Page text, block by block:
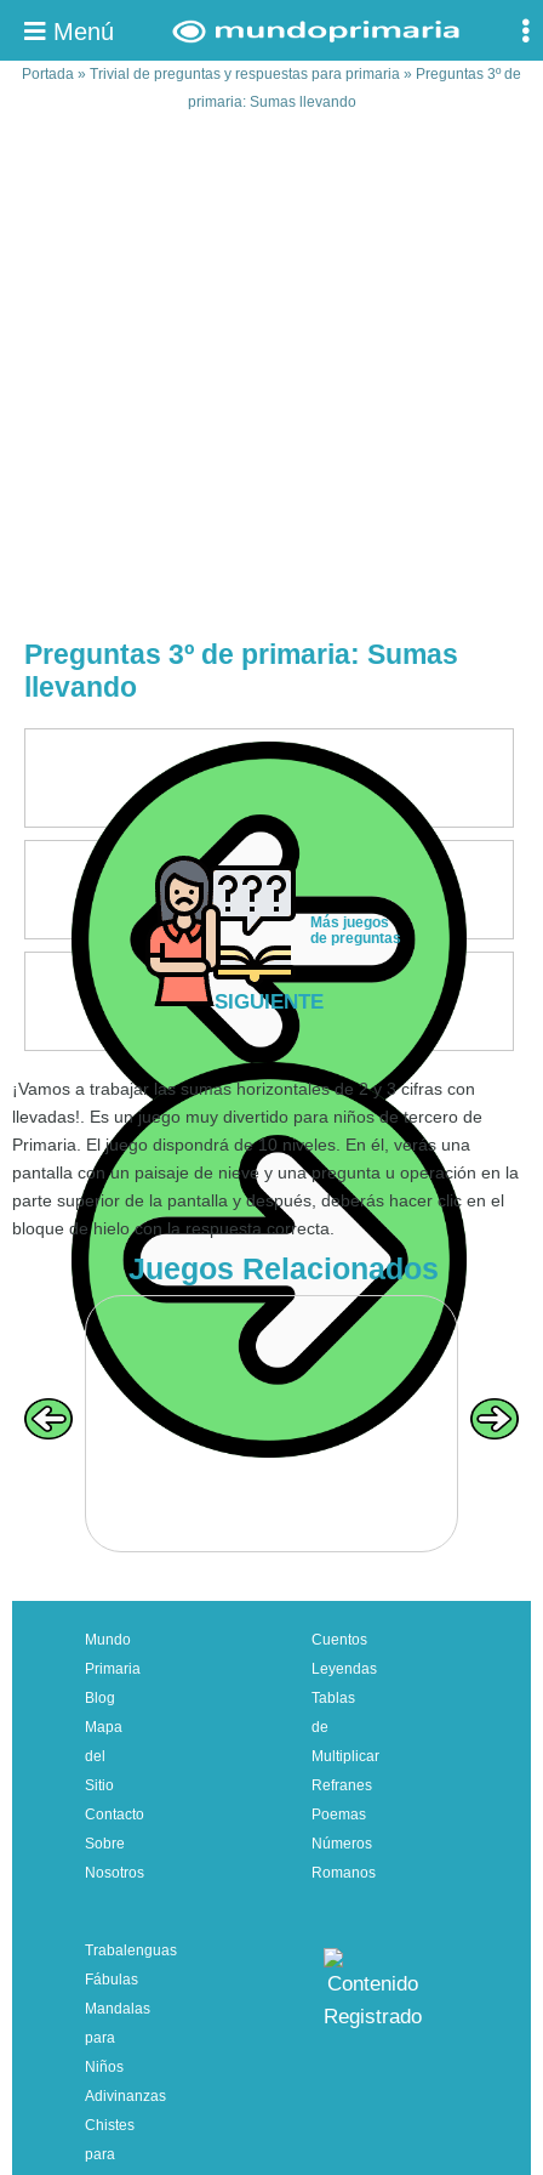
Menú
Portada » Trivial de preguntas y respuestas para primaria » Preguntas 3º de
primaria: Sumas llevando
Preguntas 3º de primaria: Sumas
llevando
VOLVER
Más juegos
de preguntas
SIGUIENTE
¡Vamos a trabajar las sumas horizontales de 2 y 3 cifras con
llevadas!. Es un juego muy divertido para niños de tercero de
Primaria. El juego dispondrá de 10 niveles. En él, verás una
pantalla con un paisaje de nieve y una pregunta u operación en la
parte superior de la pantalla y después, deberás hacer clic en el
bloque de hielo con la respuesta correcta.
Juegos Relacionados
Mundo
Primaria
Blog
Mapa
del
Sitio
Contacto
Sobre
Nosotros
Cuentos
Leyendas
Tablas
de
Multiplicar
Refranes
Poemas
Números
Romanos
Trabalenguas
Fábulas
Mandalas
para
Niños
Adivinanzas
Chistes
para